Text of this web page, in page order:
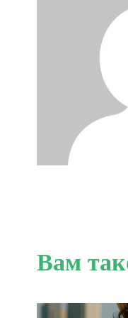
Вам